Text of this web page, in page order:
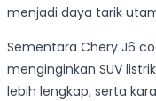
menjadi daya tarik
Sementara Chery J6
menginginkan SUV
lebih lengkap, serta